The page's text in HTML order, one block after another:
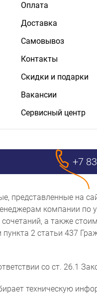
Оплата
Доставка
Самовывоз
Контакты
Скидки и подарки
Вакансии
Сервисный центр
+7
представленные на
компании по
сочетаний, а также
2 статьи 437
со ст. 26.1
техническую